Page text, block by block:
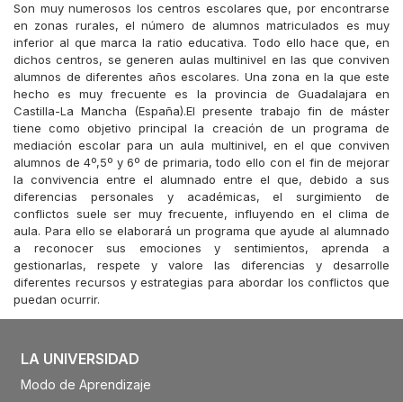
Son muy numerosos los centros escolares que, por encontrarse
en zonas rurales, el número de alumnos matriculados es muy
inferior al que marca la ratio educativa. Todo ello hace que, en
dichos centros, se generen aulas multinivel en las que conviven
alumnos de diferentes años escolares. Una zona en la que este
hecho es muy frecuente es la provincia de Guadalajara en
Castilla-La Mancha (España).El presente trabajo fin de máster
tiene como objetivo principal la creación de un programa de
mediación escolar para un aula multinivel, en el que conviven
alumnos de 4º,5º y 6º de primaria, todo ello con el fin de mejorar
la convivencia entre el alumnado entre el que, debido a sus
diferencias personales y académicas, el surgimiento de
conflictos suele ser muy frecuente, influyendo en el clima de
aula. Para ello se elaborará un programa que ayude al alumnado
a reconocer sus emociones y sentimientos, aprenda a
gestionarlas, respete y valore las diferencias y desarrolle
diferentes recursos y estrategias para abordar los conflictos que
puedan ocurrir.
LA UNIVERSIDAD
Modo de Aprendizaje